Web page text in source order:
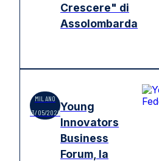
Crescere" di
Assolombarda
MILANO
13/05/2026Young
Innovators
Business
Forum, la